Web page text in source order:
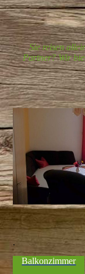
Sie reisen
Partner? Wir
.
Balkonzimmer